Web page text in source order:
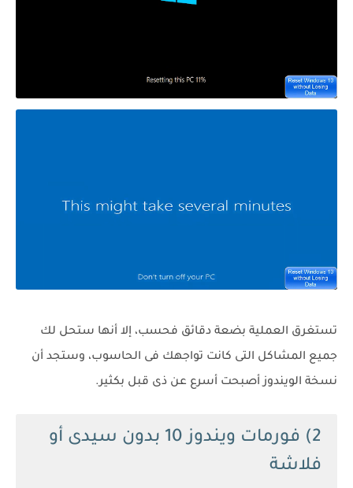
تستغرق العملية بضعة دقائق فحسب، إلا أنها ستحل لك
جميع المشاكل التى كانت تواجهك فى الحاسوب، وستجد أن
نسخة الويندوز أصبحت أسرع عن ذى قبل بكثير.
2) فورمات ويندوز 10 بدون سيدى أو
فلاشة